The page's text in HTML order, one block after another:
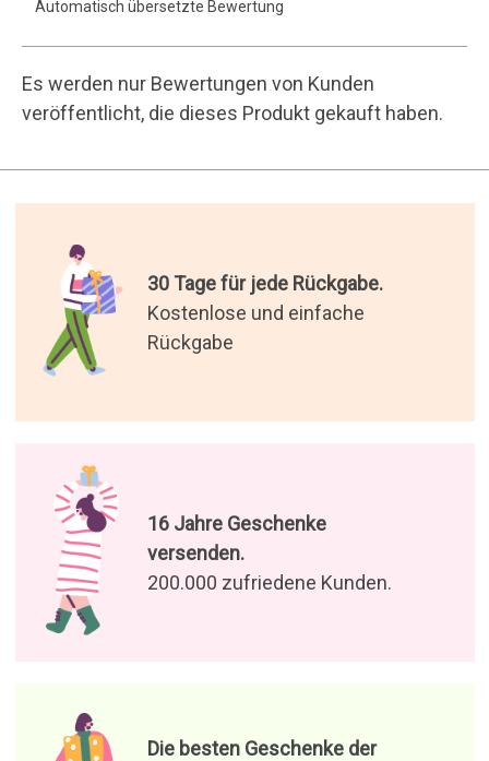
Automatisch übersetzte Bewertung
Es werden nur Bewertungen von Kunden
veröffentlicht, die dieses Produkt gekauft haben.
30 Tage für jede Rückgabe.
Kostenlose und einfache
Rückgabe
16 Jahre Geschenke
versenden.
200.000 zufriedene Kunden.
Die besten Geschenke der